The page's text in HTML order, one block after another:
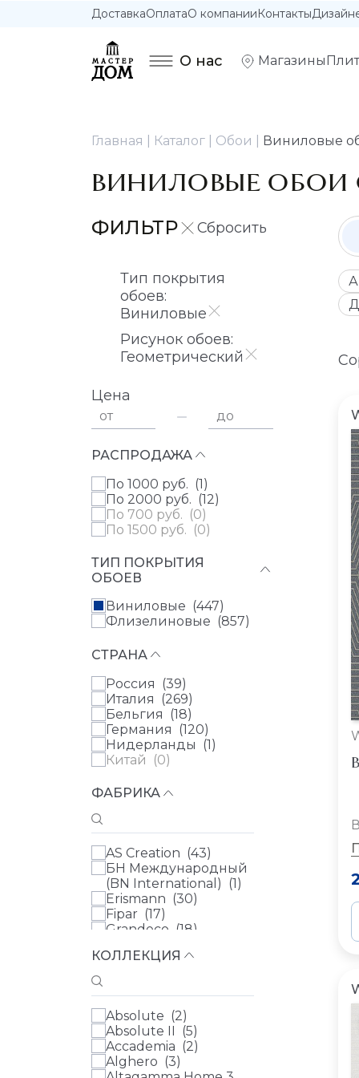
ДоставкаОплатаО компанииКонтакты
О нас Магазины
Главная Каталог Обои Виниловые
ВИНИЛОВЫЕ ОБОИ
ФИЛЬТР
Тип покрытия
обоев:
Виниловые
Рисунок обоев:
Геометрический
Цена
от до
РАСПРОДАЖА
по 1000 руб. (1)
по 2000 руб. (12)
по 700 руб. (0)
по 1500 руб. (0)
ТИП ПОКРЫТИЯ
ОБОЕВ
Виниловые (447)
Флизелиновые (857)
СТРАНА
Россия (39)
Италия (269)
Бельгия (18)
Германия (120)
Нидерланды (1)
Китай (0)
ФАБРИКА
AS Creation (43)
БН Международный
(BN International) (1 )
Erismann (30)
Fipar (17)
Grandeco (18)
Sirpi (84)
Artsimple (0
Loymina (0 )
Луна Уоллс (Luna
Walls) (0 )
КОЛЛЕКЦИЯ
Absolute (2)
Absolute II (5)
Accademia (2)
Alghero (3)